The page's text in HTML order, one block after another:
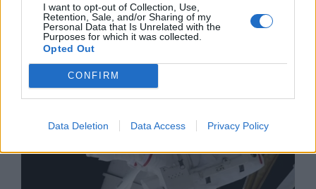
I want to opt-out of Collection, Use,
Retention, Sale, and/or Sharing of my
Personal Data that Is Unrelated with the
Purposes for which it was collected.
Opted Out
CONFIRM
Data Deletion Data Access Privacy Policy
Изкуствен интелект за първи път
създаде нови жизнеспособни вируси